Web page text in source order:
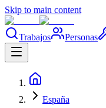
Skip to main content
Trabajos Personas
España